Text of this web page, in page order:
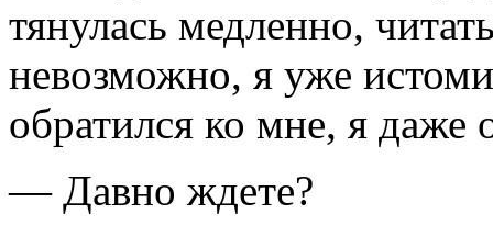
тянулась медленно,
невозможно, я уже
обратился ко мне, я даже
— Давно ждете?